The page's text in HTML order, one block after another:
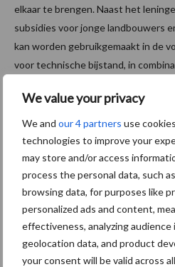
We value your privacy
We and our 4 partners use
technologies to improve your
may store and/or access
process the personal data, such
browsing data, for purposes like
personalized ads and content,
effectiveness, analyzing
geolocation data, and product
your consent will be valid across
elkaar te brengen. Naast het
subsidies voor jonge landbouwers
kan worden gebruikgemaakt in de
voor technische bijstand, in
hetEuropees Investeringsfonds (EIF)
beheersautoriteiten.
Europese Commissie
Aanbevolen voor jou!
grillig: